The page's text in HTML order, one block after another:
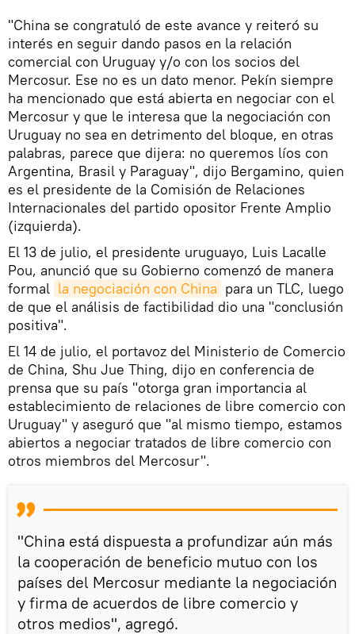
"China se congratuló de este avance y reiteró su
interés en seguir dando pasos en la relación
comercial con Uruguay y/o con los socios del
Mercosur. Ese no es un dato menor. Pekín siempre
ha mencionado que está abierta en negociar con el
Mercosur y que le interesa que la negociación con
Uruguay no sea en detrimento del bloque, en otras
palabras, parece que dijera: no queremos líos con
Argentina, Brasil y Paraguay", dijo Bergamino, quien
es el presidente de la Comisión de Relaciones
Internacionales del partido opositor Frente Amplio
(izquierda).
El 13 de julio, el presidente uruguayo, Luis Lacalle
Pou, anunció que su Gobierno comenzó de manera
formal la negociación con China para un TLC, luego
de que el análisis de factibilidad dio una "conclusión
positiva".
El 14 de julio, el portavoz del Ministerio de Comercio
de China, Shu Jue Thing, dijo en conferencia de
prensa que su país "otorga gran importancia al
establecimiento de relaciones de libre comercio con
Uruguay" y aseguró que "al mismo tiempo, estamos
abiertos a negociar tratados de libre comercio con
otros miembros del Mercosur".
"China está dispuesta a profundizar aún más
la cooperación de beneficio mutuo con los
países del Mercosur mediante la negociación
y firma de acuerdos de libre comercio y
otros medios", agregó.